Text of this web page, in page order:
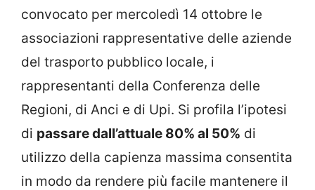
convocato per mercoledì 14 ottobre le
associazioni rappresentative delle aziende
del trasporto pubblico locale, i
rappresentanti della Conferenza delle
Regioni, di Anci e di Upi. Si profila l’ipotesi
di passare dall’attuale 80% al 50% di
utilizzo della capienza massima consentita
in modo da rendere più facile mantenere il